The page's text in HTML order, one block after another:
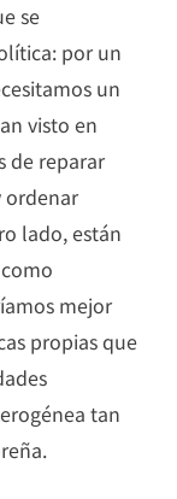
se
por un
un
visto en
de reparar
ordenar
lado, están
mejor
propias que
tan